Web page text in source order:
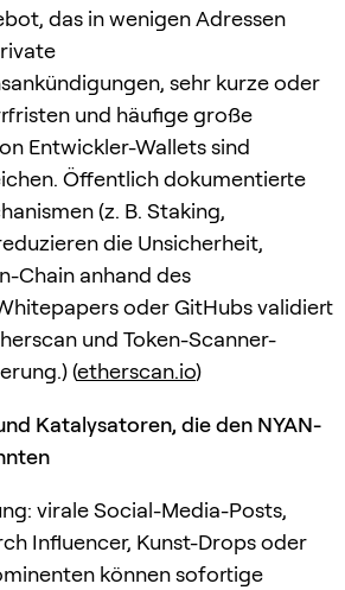
das in wenigen Adressen
sehr kurze oder
und häufige große
Entwickler-Wallets sind
Öffentlich dokumentierte
(z. B. Staking,
die Unsicherheit,
Chain anhand des
oder GitHubs validiert
und Token-Scanner-
(etherscan.io)
Katalysatoren, die den NYAN-
virale Social-Media-Posts,
Influencer, Kunst-Drops oder
können sofortige